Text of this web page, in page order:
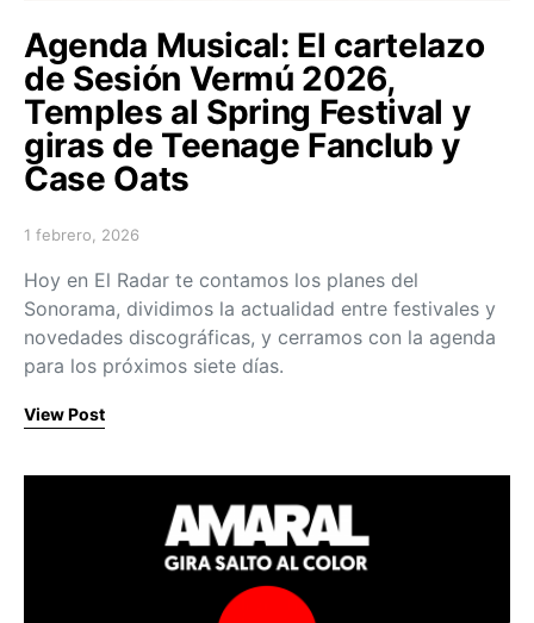
Agenda Musical: El cartelazo
de Sesión Vermú 2026,
Temples al Spring Festival y
giras de Teenage Fanclub y
Case Oats
Posted on
1 febrero, 2026
Hoy en El Radar te contamos los planes del
Sonorama, dividimos la actualidad entre festivales y
novedades discográficas, y cerramos con la agenda
para los próximos siete días.
View Post